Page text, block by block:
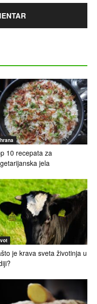
10 recepata za
jela
je krava sveta životinja u